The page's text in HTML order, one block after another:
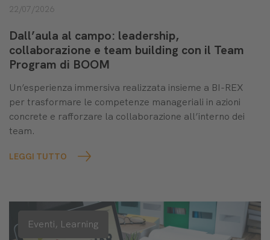
22/07/2026
Dall’aula al campo: leadership,
collaborazione e team building con il Team
Program di BOOM
Un’esperienza immersiva realizzata insieme a BI-REX
per trasformare le competenze manageriali in azioni
concrete e rafforzare la collaborazione all’interno dei
team.
LEGGI TUTTO
Eventi, Learning